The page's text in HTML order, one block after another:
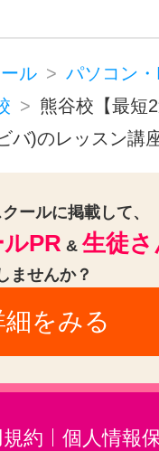
ル
パソコン
熊谷校【最短
バ)のレッスン講
ールに掲載して、
PR & 生徒
ませんか？
細をみる
約
個人情報